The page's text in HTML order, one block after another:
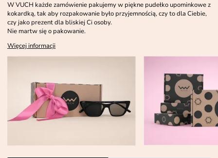
W VUCH każde zamówienie pakujemy w piękne pudełko upominkowe z
kokardką, tak aby rozpakowanie było przyjemnością, czy to dla Ciebie,
czy jako prezent dla bliskiej Ci osoby.
Nie martw się o pakowanie.
Więcej informacji